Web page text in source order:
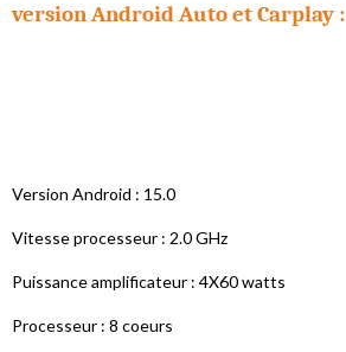
version Android Auto et Carplay :
Version Android : 15.0
Vitesse processeur : 2.0 GHz
Puissance amplificateur : 4X60 watts
Processeur : 8 coeurs